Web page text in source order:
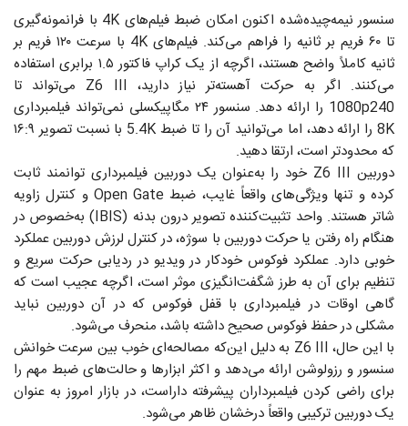
سنسور نیمه‌چیده‌شده اکنون امکان ضبط فیلم‌های 4K با فرانمونه‌گیری
تا ۶۰ فریم بر ثانیه را فراهم می‌کند. فیلم‌های 4K با سرعت ۱۲۰ فریم بر
ثانیه کاملاً واضح هستند، اگرچه از یک کراپ فاکتور ۱.۵ برابری استفاده
می‌کنند. اگر به حرکت آهسته‌تر نیاز دارید، Z6 III می‌تواند تا
1080p240 را ارائه دهد. سنسور ۲۴ مگاپیکسلی نمی‌تواند فیلمبرداری
8K را ارائه دهد، اما می‌توانید آن را تا ضبط 5.4K با نسبت تصویر ۱۶:۹
که محدودتر است، ارتقا دهید.
دوربین Z6 III خود را به‌عنوان یک دوربین فیلمبرداری توانمند ثابت
کرده و تنها ویژگی‌های واقعاً غایب، ضبط Open Gate و کنترل زاویه
شاتر هستند. واحد تثبیت‌کننده تصویر درون بدنه (IBIS) به‌خصوص در
هنگام راه رفتن یا حرکت دوربین با سوژه، در کنترل لرزش دوربین عملکرد
خوبی دارد. عملکرد فوکوس خودکار در ویدیو در ردیابی حرکت سریع و
تنظیم برای آن به طرز شگفت‌انگیزی موثر است، اگرچه عجیب است که
گاهی اوقات در فیلمبرداری با قفل فوکوس که در آن دوربین نباید
مشکلی در حفظ فوکوس صحیح داشته باشد، منحرف می‌شود.
با این حال، Z6 III به دلیل این‌که مصالحه‌ای خوب بین سرعت خوانش
سنسور و رزولوشن ارائه می‌دهد و اکثر ابزارها و حالت‌های ضبط مهم را
برای راضی کردن فیلمبرداران پیشرفته داراست، در بازار امروز به عنوان
یک دوربین ترکیبی واقعاً درخشان ظاهر می‌شود.